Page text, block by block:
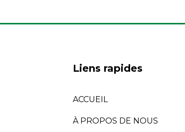
Liens rapides
ACCUEIL
À PROPOS DE NOUS